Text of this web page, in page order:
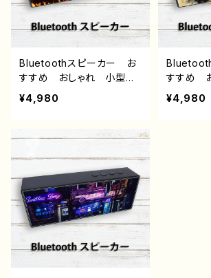
Bluetoothスピーカー お
すすめ おしゃれ 小型
メンズ ロック スピーカ
ー タイトル：Rock of Fir
¥4,980
すすめ
メンズ
ー タイ
¥4,980